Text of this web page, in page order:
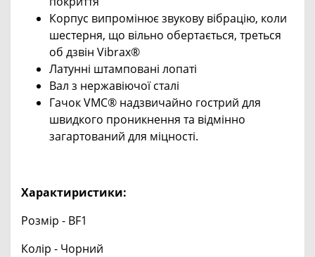
Корпус випромінює звукову вібрацію, коли
шестерня, що вільно обертається, треться
об дзвін Vibrax®
Латунні штамповані лопаті
Вал з нержавіючої сталі
Гачок VMC® надзвичайно гострий для
швидкого проникнення та відмінно
загартований для міцності.
Характиристики:
Розмір - BF1
Колір - Чорний